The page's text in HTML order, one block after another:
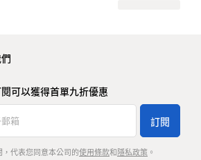
可以獲得首單九折優惠
訂閱
，代表您同意本公司的使用條款和隱私政策。